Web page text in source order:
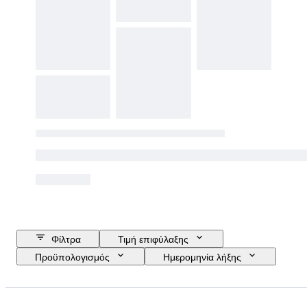
Φίλτρα
Τιμή επιφύλαξης
Προϋπολογισμός
Ημερομηνία λήξης